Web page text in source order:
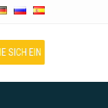
SICH EIN